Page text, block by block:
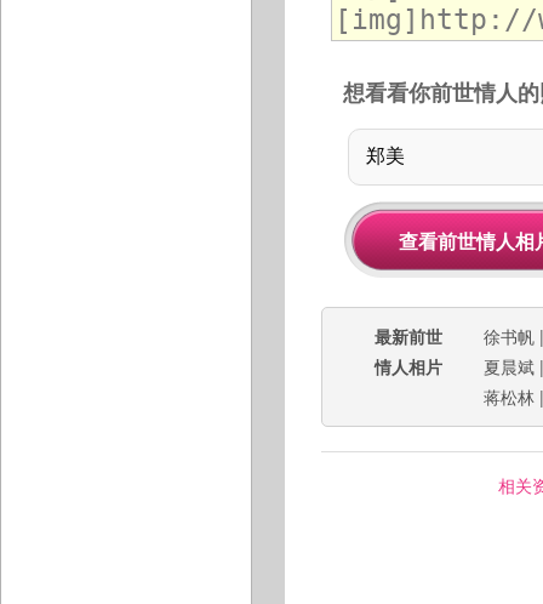
想看看你前世情人
最新前世
情人相片
徐书帆
夏晨斌
蒋松林
相关